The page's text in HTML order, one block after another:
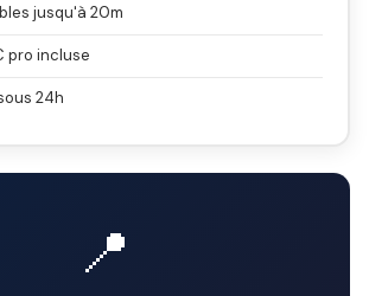
jusqu'à 20m
pro incluse
24h
📍